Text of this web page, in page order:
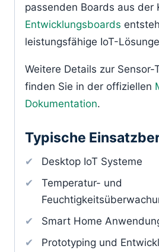
passenden Boards aus der
Entwicklungsboards
leistungsfähige IoT-
Weitere Details zur Sensor-
finden Sie in der offiziellen
Dokumentation.
Typische
Desktop IoT Systeme
Temperatur- und
Smart Home
Prototyping und